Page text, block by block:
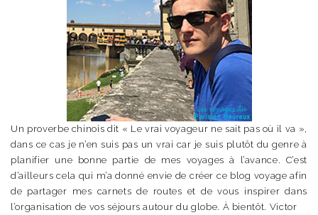
Un proverbe chinois dit « Le vrai voyageur ne sait pas où il va »,
dans ce cas je n’en suis pas un vrai car je suis plutôt du genre à
planifier une bonne partie de mes voyages à l’avance. C’est
d’ailleurs cela qui m’a donné envie de créer ce blog voyage afin
de partager mes carnets de routes et de vous inspirer dans
l’organisation de vos séjours autour du globe. À bientôt. Victor